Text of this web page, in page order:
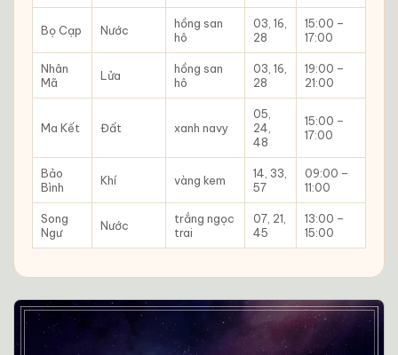
Bọ Cạp Nước
hồng san
hô
03, 16,
28
15:00 –
17:00
Nhân
Mã
Lửa
hồng san
hô
03, 16,
28
19:00 –
21:00
Ma Kết Đất xanh navy
05,
24,
48
15:00 –
17:00
Bảo
Bình
Khí vàng kem
14, 33,
57
09:00 –
11:00
Song
Ngư
Nước
trắng ngọc
trai
07, 21,
45
13:00 –
15:00